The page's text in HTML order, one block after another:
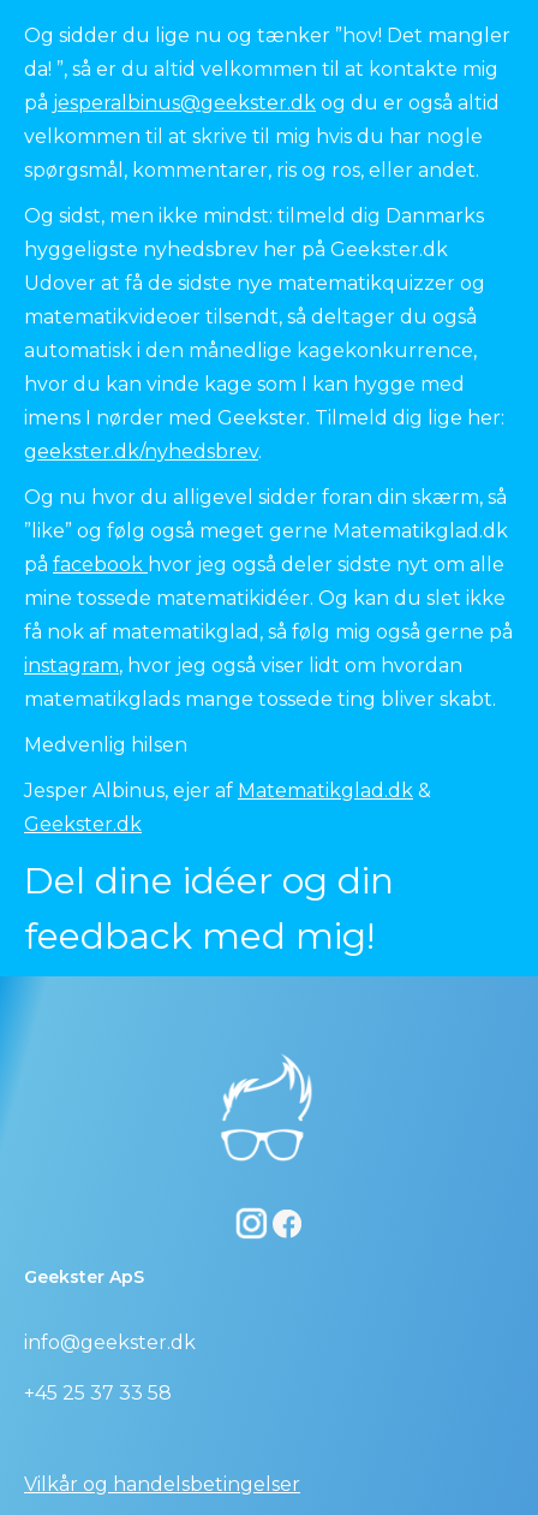
Og sidder du lige nu og tænker ”hov! Det mangler
da! ”, så er du altid velkommen til at kontakte mig
på jesperalbinus@geekster.dk og du er også altid
velkommen til at skrive til mig hvis du har nogle
spørgsmål, kommentarer, ris og ros, eller andet.
Og sidst, men ikke mindst: tilmeld dig Danmarks
hyggeligste nyhedsbrev her på Geekster.dk
Udover at få de sidste nye matematikquizzer og
matematikvideoer tilsendt, så deltager du også
automatisk i den månedlige kagekonkurrence,
hvor du kan vinde kage som I kan hygge med
imens I nørder med Geekster. Tilmeld dig lige her:
geekster.dk/nyhedsbrev.
Og nu hvor du alligevel sidder foran din skærm, så
”like” og følg også meget gerne Matematikglad.dk
på facebook hvor jeg også deler sidste nyt om alle
mine tossede matematikidéer. Og kan du slet ikke
få nok af matematikglad, så følg mig også gerne på
instagram, hvor jeg også viser lidt om hvordan
matematikglads mange tossede ting bliver skabt.
Medvenlig hilsen
Jesper Albinus, ejer af Matematikglad.dk &
Geekster.dk
Del dine idéer og din
feedback med mig!
Geekster ApS
info@geekster.dk
+45 25 37 33 58
Vilkår og handelsbetingelser